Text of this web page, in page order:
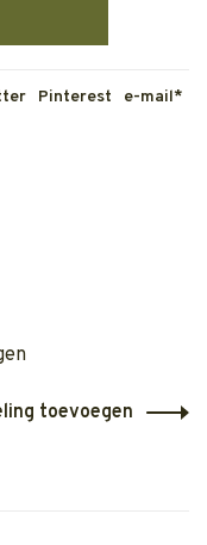
Pinterest e-mail*
toevoegen